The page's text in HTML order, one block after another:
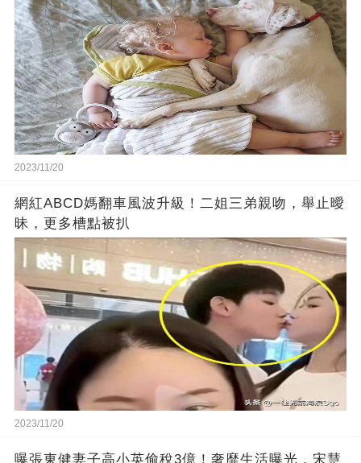
2023/11/20
網紅ABCD媽翻車風波升級！二姐三弟親吻，舉止曖
昧，更多槽點被扒
2023/11/20
曝張東健妻子高小英偷稅3億！奢靡生活曝光，宋慧